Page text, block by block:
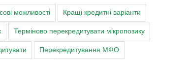
можливості Кращі кредитні варіанти
Терміново перекредитувати мікропозику
Перекредитування МФО